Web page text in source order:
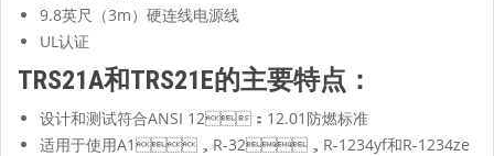
9.8英尺（3m）硬连线电源线
UL认证
TRS21A和TRS21E的主要特点：
设计和测试符合ANSI 12：12.01防燃标准
适用于使用A1，R-32，R-1234yf和R-1234ze